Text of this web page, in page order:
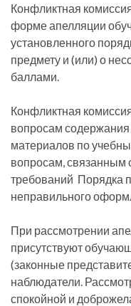
Конфликтная
форме апелляции
установленного
предмету и (или) о
баллами.
Конфликтная
вопросам
материалов по
вопросам,
требований Порядка
неправильного
При рассмотрении
присутствуют
(законные
наблюдатели.
спокойной и